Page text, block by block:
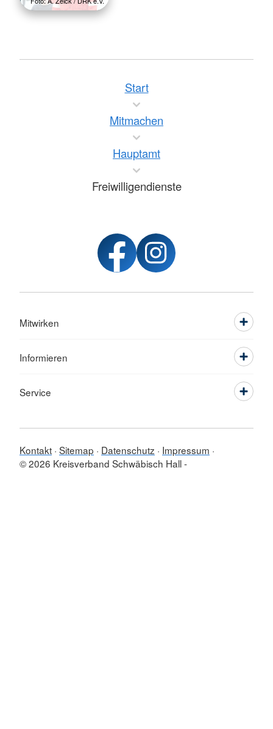
Start
Mitmachen
Hauptamt
Freiwilligendienste
Mitwirken
Informieren
Service
Kontakt Sitemap Datenschutz
Impressum
© 2026 Kreisverband Schwäbisch Hall -